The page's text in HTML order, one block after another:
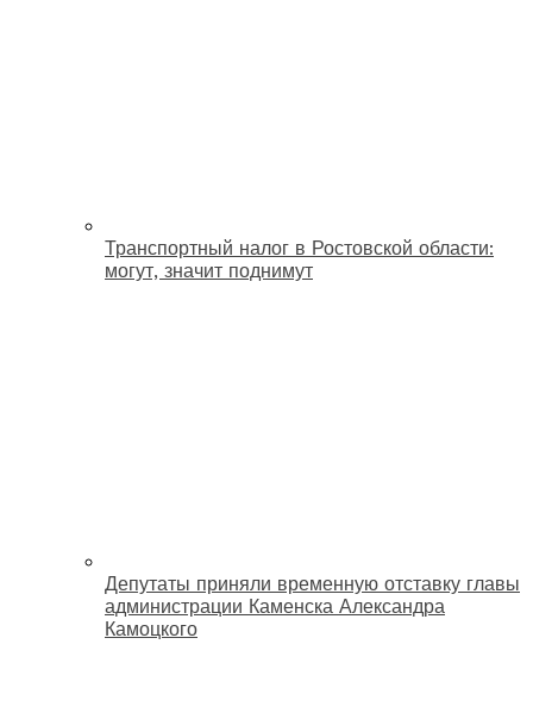
Транспортный налог в Ростовской области:
могут, значит поднимут
Депутаты приняли временную отставку главы
администрации Каменска Александра
Камоцкого